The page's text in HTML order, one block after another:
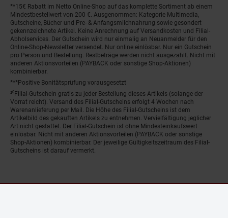
**15€ Rabatt im Netto Online-Shop auf das komplette Sortiment ab einem
Mindestbestellwert von 200 €. Ausgenommen: Kategorie Multimedia,
Gutscheine, Bücher und Pre- & Anfangsmilchnahrung sowie gesondert
gekennzeichnete Artikel. Keine Anrechnung auf Versandkosten und Filial-
Abholservices. Der Gutschein wird nur einmalig an Neuanmelder für den
Online-Shop-Newsletter versendet. Nur online einlösbar. Nur ein Gutschein
pro Person und Bestellung. Restbeträge werden nicht ausgezahlt. Nicht mit
anderen Aktionsvorteilen (PAYBACK oder sonstige Shop-Aktionen)
kombinierbar.
***Positive Bonitätsprüfung vorausgesetzt
²⁰Filial-Gutschein gratis zu jeder Bestellung dieses Artikels (solange der
Vorrat reicht). Versand des Filial-Gutscheins erfolgt 4 Wochen nach
Warenanlieferung per Mail. Die Höhe des Filial-Gutscheins ist dem
Artikelbild des gekauften Artikels zu entnehmen. Vervielfältigung jeglicher
Art nicht gestattet. Der Filial-Gutschein ist ohne Mindesteinkaufswert
einlösbar. Nicht mit anderen Aktionsvorteilen (PAYBACK oder sonstige
Shop-Aktionen) kombinierbar. Der jeweilige Gültigkeitszeitraum des Filial-
Gutscheins ist darauf vermerkt.